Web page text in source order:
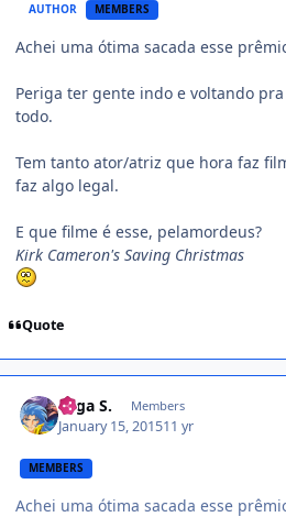
AUTHOR MEMBERS
Achei uma ótima sacada esse
Periga ter gente indo e voltando
todo.
Tem tanto ator/atriz que hora faz
faz algo legal.
E que filme é esse, pelamordeus?
Kirk Cameron's Saving Christmas
Quote
Saga S. Members
January 15, 201511 yr
MEMBERS
Achei uma ótima sacada esse